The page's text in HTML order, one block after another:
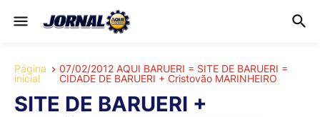
Página
inicial
07/02/2012 AQUI BARUERI = SITE DE BARUERI =
CIDADE DE BARUERI + Cristovão MARINHEIRO
SITE DE BARUERI +